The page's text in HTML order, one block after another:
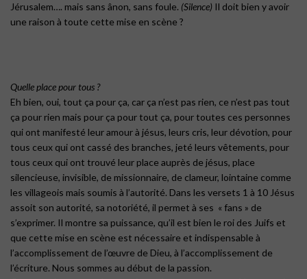
Jérusalem…. mais sans ânon, sans foule. (Silence) Il doit bien y avoir
une raison à toute cette mise en scène ?
Quelle place pour tous ?
Eh bien, oui, tout ça pour ça, car ça n’est pas rien, ce n’est pas tout
ça pour rien mais pour ça pour tout ça, pour toutes ces personnes
qui ont manifesté leur amour à jésus, leurs cris, leur dévotion, pour
tous ceux qui ont cassé des branches, jeté leurs vêtements, pour
tous ceux qui ont trouvé leur place auprès de jésus, place
silencieuse, invisible, de missionnaire, de clameur, lointaine comme
les villageois mais soumis à l’autorité. Dans les versets 1 à 10 Jésus
assoit son autorité, sa notoriété, il permet à ses « fans » de
s’exprimer. Il montre sa puissance, qu’il est bien le roi des Juifs et
que cette mise en scène est nécessaire et indispensable à
l’accomplissement de l’œuvre de Dieu, à l’accomplissement de
l’écriture. Nous sommes au début de la passion.